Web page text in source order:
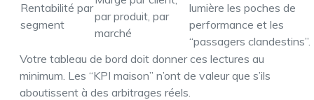
Rentabilité par
segment
par produit, par
marché
lumière les poches de
performance et les
“passagers clandestins”.
Votre tableau de bord doit donner ces lectures au
minimum. Les “KPI maison” n’ont de valeur que s’ils
aboutissent à des arbitrages réels.